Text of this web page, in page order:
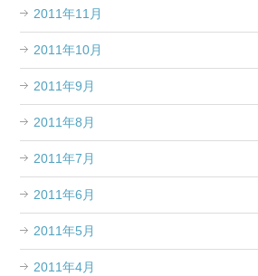
2011年11月
2011年10月
2011年9月
2011年8月
2011年7月
2011年6月
2011年5月
2011年4月